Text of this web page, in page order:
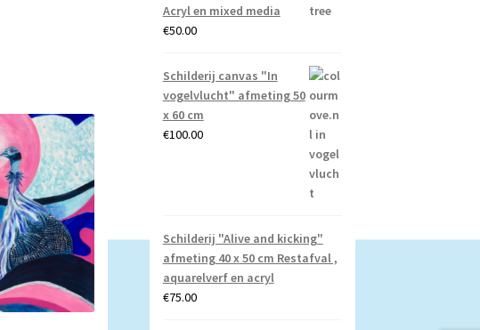
Acryl en mixed media
€50.00
Schilderij canvas "In
vogelvlucht" afmeting 50
x 60 cm
€100.00
Schilderij "Alive and kicking"
afmeting 40 x 50 cm Restafval ,
aquarelverf en acryl
€75.00